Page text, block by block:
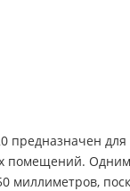
предназначен
Одним